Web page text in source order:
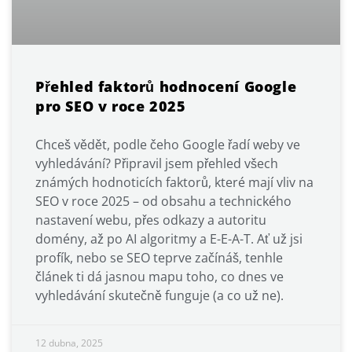
Přehled faktorů hodnocení Google
pro SEO v roce 2025
Chceš vědět, podle čeho Google řadí weby ve
vyhledávání? Připravil jsem přehled všech
známých hodnoticích faktorů, které mají vliv na
SEO v roce 2025 – od obsahu a technického
nastavení webu, přes odkazy a autoritu
domény, až po AI algoritmy a E-E-A-T. Ať už jsi
profík, nebo se SEO teprve začínáš, tenhle
článek ti dá jasnou mapu toho, co dnes ve
vyhledávání skutečně funguje (a co už ne).
12 dubna, 2025